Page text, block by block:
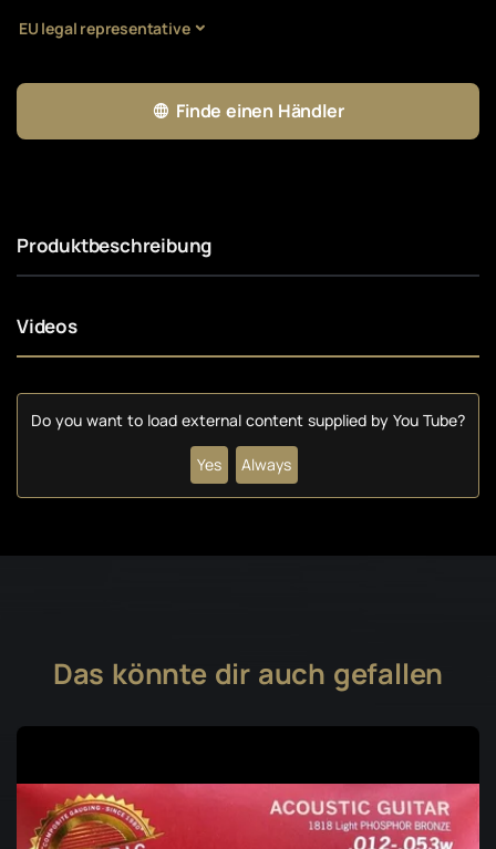
EU legal representative
Finde einen Händler
Produktbeschreibung
Videos
Do you want to load external content supplied by You Tube?
Yes Always
Das könnte dir auch gefallen